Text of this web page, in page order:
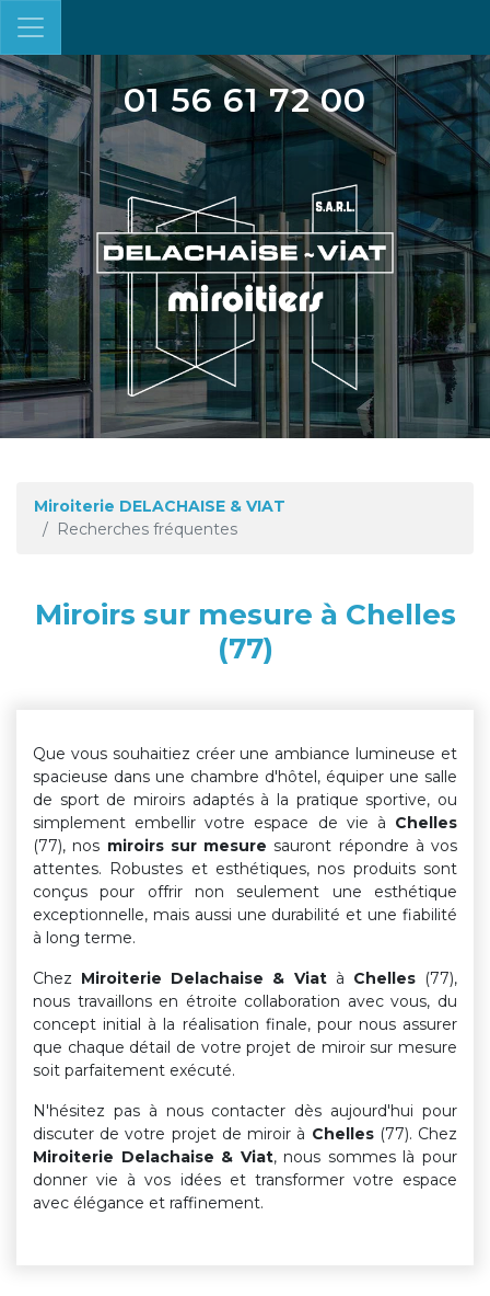
01 56 61 72 00
Miroiterie DELACHAISE & VIAT
Recherches fréquentes
Miroirs sur mesure à Chelles
(77)
Que vous souhaitiez créer une ambiance lumineuse et
spacieuse dans une chambre d'hôtel, équiper une salle
de sport de miroirs adaptés à la pratique sportive, ou
simplement embellir votre espace de vie à Chelles
(77), nos miroirs sur mesure sauront répondre à vos
attentes. Robustes et esthétiques, nos produits sont
conçus pour offrir non seulement une esthétique
exceptionnelle, mais aussi une durabilité et une fiabilité
à long terme.
Chez Miroiterie Delachaise & Viatà Chelles(77),
nous travaillons en étroite collaboration avec vous, du
concept initial à la réalisation finale, pour nous assurer
que chaque détail de votre projet de miroir sur mesure
soit parfaitement exécuté.
N'hésitez pas à nous contacter dès aujourd'hui pour
discuter de votre projet de miroir à Chelles(77). Chez
Miroiterie Delachaise & Viat, nous sommes là pour
donner vie à vos idées et transformer votre espace
avec élégance et raffinement.